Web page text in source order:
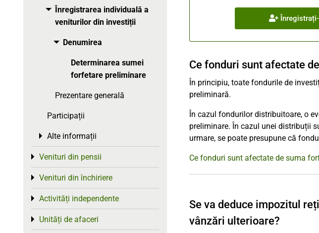
Ce fonduri sunt afectate
În principiu, toate fondurile de
preliminară.
În cazul fondurilor distribuitoare, o
preliminare. În cazul unei distribuții
urmare, se poate presupune că
Ce fonduri sunt afectate de suma
Se va deduce impozitul
vânzări ulterioare?
Înregistrarea individuală a
veniturilor din investiții
Toggle menu
Denumirea
Toggle menu
Determinarea sumei
forfetare preliminare
Prezentare generală
Participații
Alte informații
Toggle menu
Venituri din pensii
Toggle menu
Venituri din închiriere
Toggle menu
Activități independente
Toggle menu
Unități de afaceri
Toggle menu